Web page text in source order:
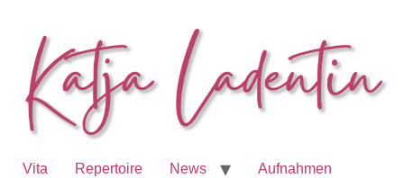
Vita Repertoire News Aufnahmen